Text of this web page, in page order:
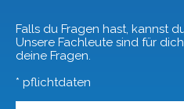
Falls du Fragen hast, kannst
Unsere Fachleute sind für
deine Fragen.
* pflichtdaten